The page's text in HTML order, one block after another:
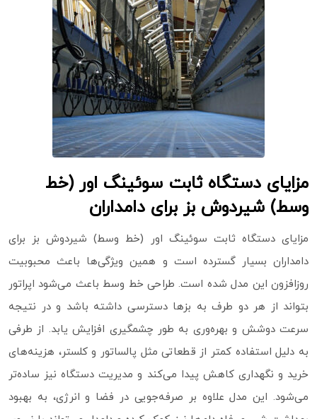
مزایای دستگاه ثابت سوئینگ اور (خط
وسط) شیردوش بز برای دامداران
مزایای دستگاه ثابت سوئینگ اور (خط وسط) شیردوش بز برای
دامداران بسیار گسترده است و همین ویژگی‌ها باعث محبوبیت
روزافزون این مدل شده است. طراحی خط وسط باعث می‌شود اپراتور
بتواند از هر دو طرف به بزها دسترسی داشته باشد و در نتیجه
سرعت دوشش و بهره‌وری به‌ طور چشمگیری افزایش یابد. از طرفی
به دلیل استفاده کمتر از قطعاتی مثل پالساتور و کلستر، هزینه‌های
خرید و نگهداری کاهش پیدا می‌کند و مدیریت دستگاه نیز ساده‌تر
می‌شود. این مدل علاوه بر صرفه‌جویی در فضا و انرژی، به بهبود